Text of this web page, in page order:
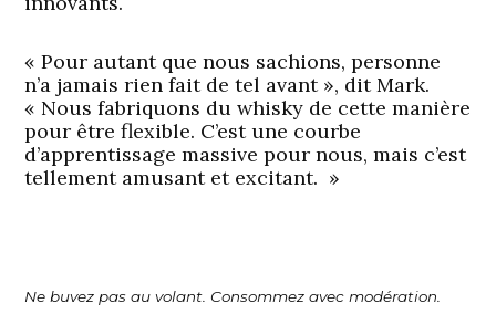
« Pour autant que nous sachions, personne
n’a jamais rien fait de tel avant », dit Mark.
« Nous fabriquons du whisky de cette manière
pour être flexible. C’est une courbe
d’apprentissage massive pour nous, mais c’est
tellement amusant et excitant. »
Ne buvez pas au volant. Consommez avec modération.